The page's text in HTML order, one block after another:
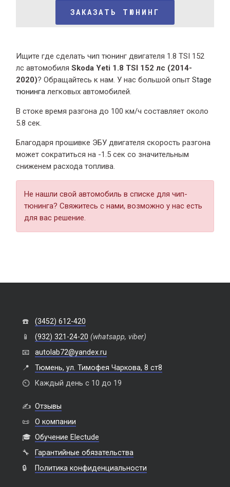
ЗАКАЗАТЬ ТЮНИНГ
Ищите где сделать чип тюнинг двигателя 1.8 TSI 152
лс автомобиляSkoda Yeti 1.8 TSI 152 лс (2014-
2020)? Обращайтесь к нам. У нас большой опытStage
тюнинга легковых автомобилей.
В стоке время разгонадо 100 км/ч составляет около
5.8 сек.
Благодаря прошивке ЭБУ двигателя скорость разгона
может сократиться на -1.5 сек со значительным
сниженем расхода топлива.
Не нашли свой автомобиль в списке для чип-
тюнинга? Свяжитесь с нами, возможно у нас есть
для вас решение.
☎️
(3452) 612-420
📱
(932) 321-24-20 (whatsapp, viber)
📧
autolab72@yandex.ru
📍
Тюмень, ул. Тимофея Чаркова, 8 ст8
⏲️
Каждый день с 10 до 19
✍️ Отзывы
📜
О компании
🎓 Обучение Electude
🔧
Гарантийные обязательства
🔒
Политика конфиденциальности